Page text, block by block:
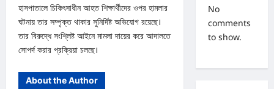
হাসপাতালে চিকিৎসাধীন আহত শিক্ষার্থীদের ওপর হামলার
ঘটনায় তার সম্পৃক্ত থাকার সুনির্দিষ্ট অভিযোগ রয়েছে।
তার বিরুদ্ধে সংশ্লিষ্ট আইনে মামলা দায়ের করে আদালতে
সোপর্দ করার প্রক্রিয়া চলছে।
About the Author
No
comments
to show.